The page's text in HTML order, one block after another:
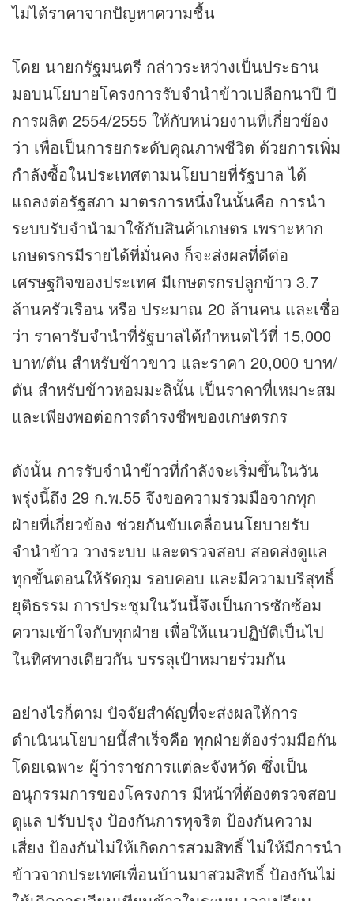
ไม่ได้ราคาจากปัญหาความชื้น
โดย นายกรัฐมนตรี กล่าวระหว่างเป็นประธาน
มอบนโยบายโครงการรับจำนำข้าวเปลือกนาปี ปี
การผลิต 2554/2555 ให้กับหน่วยงานที่เกี่ยวข้อง
ว่า เพื่อเป็นการยกระดับคุณภาพชีวิต ด้วยการเพิ่ม
กำลังซื้อในประเทศตามนโยบายที่รัฐบาล ได้
แถลงต่อรัฐสภา มาตรการหนึ่งในนั้นคือ การนำ
ระบบรับจำนำมาใช้กับสินค้าเกษตร เพราะหาก
เกษตรกรมีรายได้ที่มั่นคง ก็จะส่งผลที่ดีต่อ
เศรษฐกิจของประเทศ มีเกษตรกรปลูกข้าว 3.7
ล้านครัวเรือน หรือ ประมาณ 20 ล้านคน และเชื่อ
ว่า ราคารับจำนำที่รัฐบาลได้กำหนดไว้ที่ 15,000
บาท/ตัน สำหรับข้าวขาว และราคา 20,000 บาท/
ตัน สำหรับข้าวหอมมะลินั้น เป็นราคาที่เหมาะสม
และเพียงพอต่อการดำรงชีพของเกษตรกร
ดังนั้น การรับจำนำข้าวที่กำลังจะเริ่มขึ้นในวัน
พรุ่งนี้ถึง 29 ก.พ.55 จึงขอความร่วมมือจากทุก
ฝ่ายที่เกี่ยวข้อง ช่วยกันขับเคลื่อนนโยบายรับ
จำนำข้าว วางระบบ และตรวจสอบ สอดส่งดูแล
ทุกขั้นตอนให้รัดกุม รอบคอบ และมีความบริสุทธิ์
ยุติธรรม การประชุมในวันนี้จึงเป็นการซักซ้อม
ความเข้าใจกับทุกฝ่าย เพื่อให้แนวปฏิบัติเป็นไป
ในทิศทางเดียวกัน บรรลุเป้าหมายร่วมกัน
อย่างไรก็ตาม ปัจจัยสำคัญที่จะส่งผลให้การ
ดำเนินนโยบายนี้สำเร็จคือ ทุกฝ่ายต้องร่วมมือกัน
โดยเฉพาะ ผู้ว่าราชการแต่ละจังหวัด ซึ่งเป็น
อนุกรรมการของโครงการ มีหน้าที่ต้องตรวจสอบ
ดูแล ปรับปรุง ป้องกันการทุจริต ป้องกันความ
เสี่ยง ป้องกันไม่ให้เกิดการสวมสิทธิ์ ไม่ให้มีการนำ
ข้าวจากประเทศเพื่อนบ้านมาสวมสิทธิ์ ป้องกันไม่